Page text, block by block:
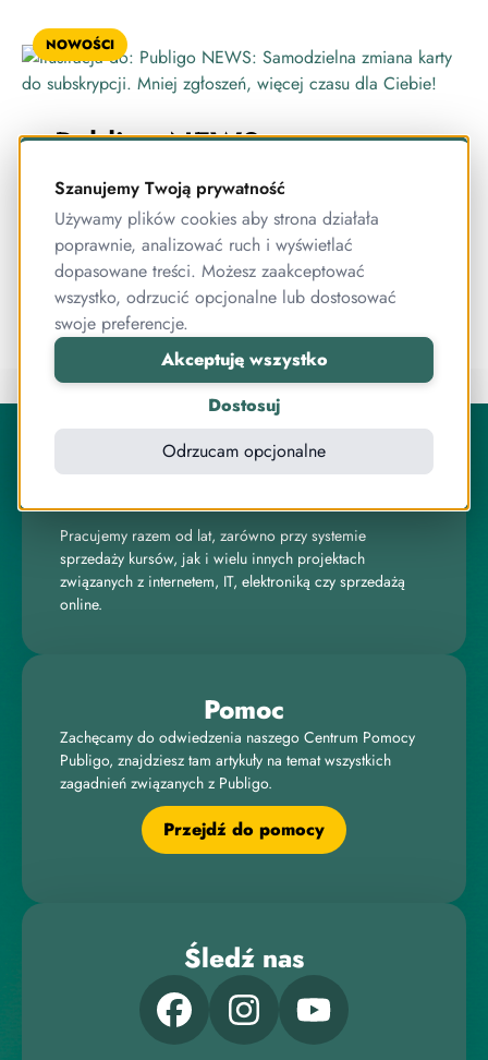
NOWOŚCI
Publigo NEWS:
Samodzielna zmiana karty
do subskrypcji. Mniej
zgłoszeń, więcej czasu dla
Ciebie!
O Publigo
Publigo to rozwiązanie opracowane przez stabilny
zespół przyjaciół, którzy jednocześnie są ekspertami od
Pracujemy razem od lat, zarówno przy systemie
sprzedaży kursów, jak i wielu innych projektach
związanych z internetem, IT, elektroniką czy sprzedażą
online.
Pomoc
Zachęcamy do odwiedzenia naszego Centrum Pomocy
Publigo, znajdziesz tam artykuły na temat wszystkich
zagadnień związanych z Publigo.
Przejdź do pomocy
Śledź nas
Szanujemy Twoją prywatność
Używamy plików cookies aby strona działała
poprawnie, analizować ruch i wyświetlać
dopasowane treści. Możesz zaakceptować
wszystko, odrzucić opcjonalne lub dostosować
swoje preferencje.
Akceptuję wszystko
Dostosuj
Odrzucam opcjonalne